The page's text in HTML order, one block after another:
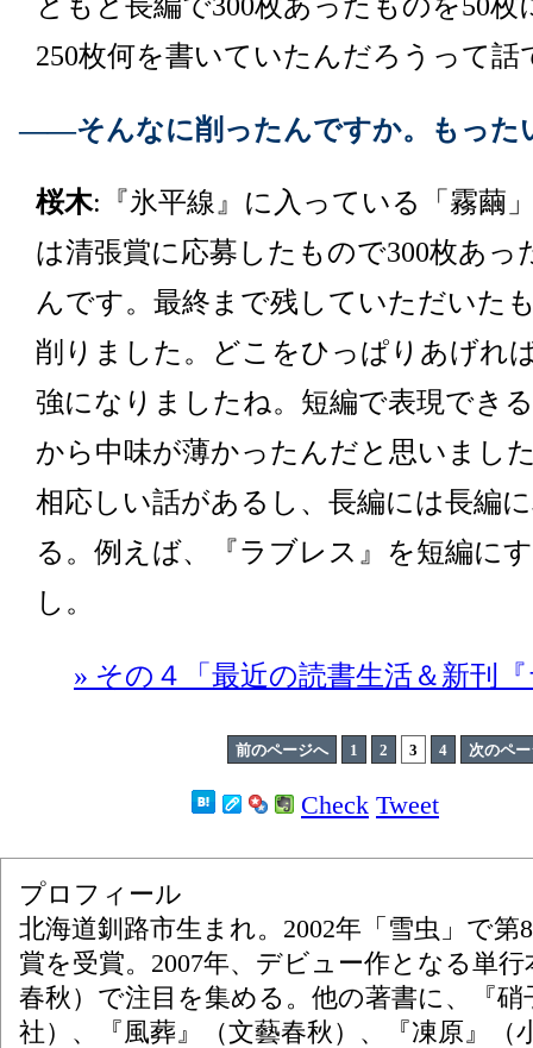
250枚何を書いていたんだろうって話
――そんなに削ったんですか。もった
桜木:『氷平線』に入っている「霧繭
は清張賞に応募したもので300枚あっ
んです。最終まで残していただいた
削りました。どこをひっぱりあげれ
強になりましたね。短編で表現でき
から中味が薄かったんだと思いまし
相応しい話があるし、長編には長編
る。例えば、『ラブレス』を短編に
し。
» その４「最近の読書生活＆新刊
前のページへ 1 2 3 4 次のペ
Check Tweet
プロフィール
北海道釧路市生まれ。2002年「雪虫」で第
賞を受賞。2007年、デビュー作となる単
春秋）で注目を集める。他の著書に、『硝
社）、『風葬』（文藝春秋）、『凍原』（